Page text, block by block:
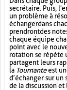
secrétaire. Puis,
un problème à
échanger dans
prendront des
chaque équipe
point avec le
rotation se répète
partagent leurs
la Tournanteest
d’échanger sur
de la discussion